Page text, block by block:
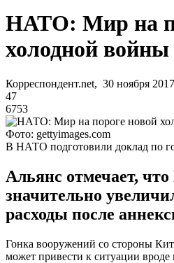
НАТО: Мир на
холодной войны
Корреспондент.net, 30 ноября
47
6753
Фото: gettyimages.com
В НАТО подготовили доклад по
Альянс отмечает, что
значительно
расходы после
Гонка вооружений со стороны
может привести к ситуации